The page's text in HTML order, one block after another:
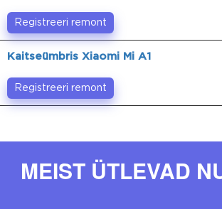
Registreeri remont
Kaitseümbris Xiaomi Mi A1
Registreeri remont
MEIST ÜTLEVAD